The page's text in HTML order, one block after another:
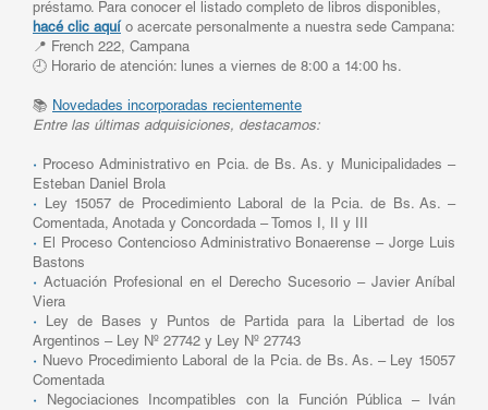
préstamo. Para conocer el listado completo de libros disponibles,
hacé clic aquí o acercate personalmente a nuestra sede Campana:
📍 French 222, Campana
🕘 Horario de atención: lunes a viernes de 8:00 a 14:00 hs.
📚 Novedades incorporadas recientemente
Entre las últimas adquisiciones, destacamos:
· Proceso Administrativo en Pcia. de Bs. As. y Municipalidades –
Esteban Daniel Brola
· Ley 15057 de Procedimiento Laboral de la Pcia. de Bs. As. –
Comentada, Anotada y Concordada – Tomos I, II y III
· El Proceso Contencioso Administrativo Bonaerense – Jorge Luis
Bastons
· Actuación Profesional en el Derecho Sucesorio – Javier Aníbal
Viera
· Ley de Bases y Puntos de Partida para la Libertad de los
Argentinos – Ley Nº 27742 y Ley Nº 27743
· Nuevo Procedimiento Laboral de la Pcia. de Bs. As. – Ley 15057
Comentada
·
Negociaciones Incompatibles con la Función Pública – Iván